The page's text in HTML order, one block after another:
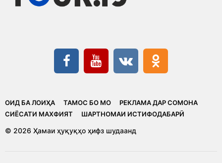
ОИД БА ЛОИҲА ТАМОС БО МО
РЕКЛАМА ДАР СОМОНА
CИЁСАТИ МАХФИЯТ
ШАРТНОМАИ ИСТИФОДАБАРӢ
© 2026 Ҳамаи ҳуқуқҳо ҳифз шудаанд